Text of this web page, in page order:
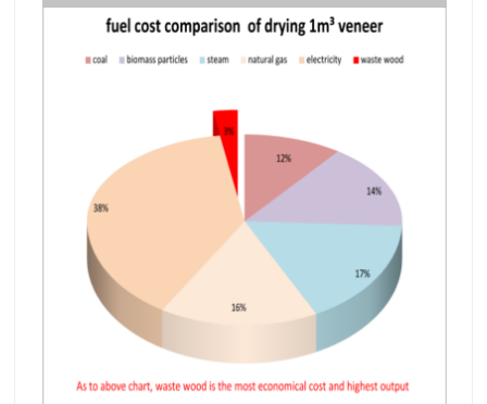
Avantages de la machine de séchage
de placage
1.Le placage après séchage a une teneur en
humidité uniforme et il est plat sans boucle ni
ondulation d’extrémité.